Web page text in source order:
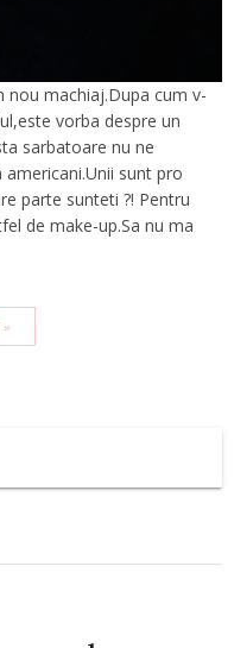
nou machiaj.Dupa cum v-
vorba despre un
sarbatoare nu ne
sunt pro
parte sunteti ?! Pentru
de make-up.Sa nu ma
»